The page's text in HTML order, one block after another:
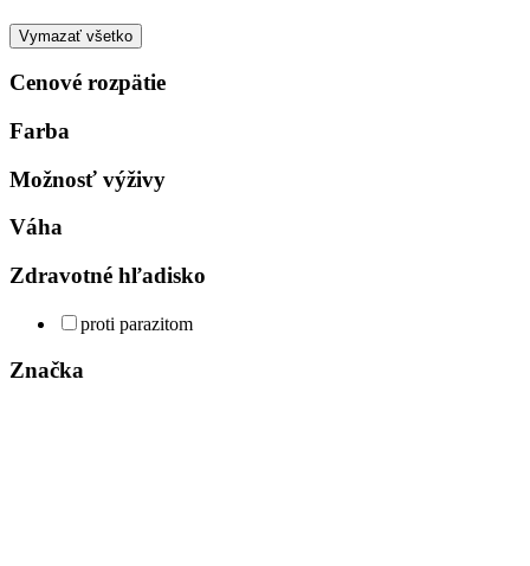
Vymazať všetko
Cenové rozpätie
Farba
Možnosť výživy
Váha
Zdravotné hľadisko
proti parazitom
Značka